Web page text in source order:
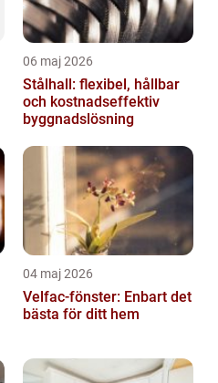
06 maj 2026
Stålhall: flexibel, hållbar
och kostnadseffektiv
byggnadslösning
04 maj 2026
Velfac-fönster: Enbart det
bästa för ditt hem